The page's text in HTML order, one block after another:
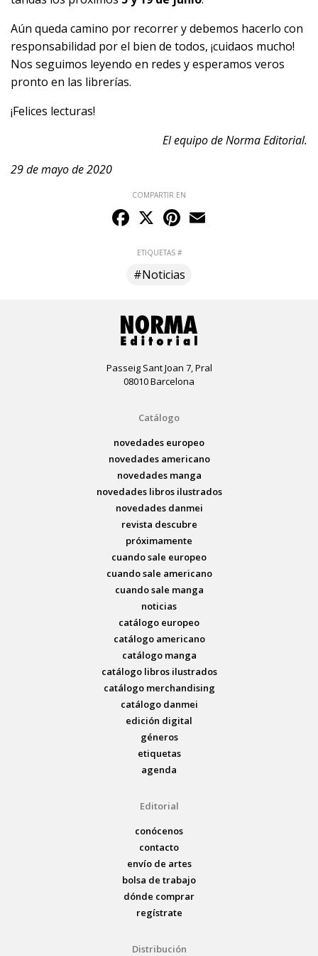
Aún queda camino por recorrer y debemos hacerlo con
responsabilidad por el bien de todos, ¡cuidaos mucho!
Nos seguimos leyendo en redes y esperamos veros
pronto en las librerías.
¡Felices lecturas!
El equipo de Norma Editorial.
29 de mayo de 2020
COMPARTIR EN
Facebook
X Pinterest
ETIQUETAS #
#Noticias
Passeig Sant Joan 7, Pral
08010 Barcelona
Catálogo
novedades europeo
novedades americano
novedades manga
novedades libros ilustrados
novedades danmei
revista descubre
próximamente
cuando sale europeo
cuando sale americano
cuando sale manga
noticias
catálogo europeo
catálogo americano
catálogo manga
catálogo libros ilustrados
catálogo merchandising
catálogo danmei
edición digital
géneros
etiquetas
agenda
Editorial
conócenos
contacto
envío de artes
bolsa de trabajo
dónde comprar
regístrate
Distribución